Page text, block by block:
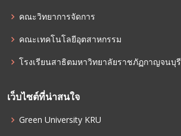
คณะวิทยาการจัดการ
คณะเทคโนโลยีอุตสาหกรรม
โรงเรียนสาธิตมหาวิทยาลัยราชภัฏกาญจนบุรี
เว็บไซต์ที่น่าสนใจ
Green University KRU